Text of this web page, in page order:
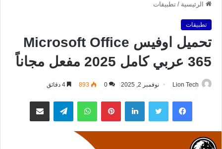
الرئيسية / تطبيقات
تطبيقات
تحميل اوفيس Microsoft Office
365 عربي كامل 2025 مفعل مجاناً
Lion Tech نوفمبر 2, 2025 0
893
فيسبوك تويتر لينكدإن بينتيريستواتساب تيلقرام مشاركة عبر البريد